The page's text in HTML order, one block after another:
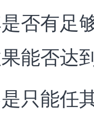
否有足
能否达
只能任